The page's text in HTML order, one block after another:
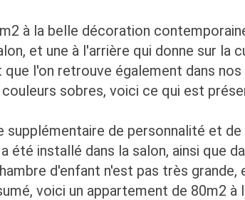
à la belle décoration
et une à l'arrière qui donne sur
que l'on retrouve également dans
sobres, voici ce qui est
supplémentaire de personnalité et
été installé dans la salon, ainsi que
d'enfant n'est pas très grande,
voici un appartement de 80m2